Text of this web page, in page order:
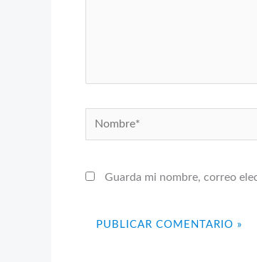
Nombre*
Guarda mi nombre, correo